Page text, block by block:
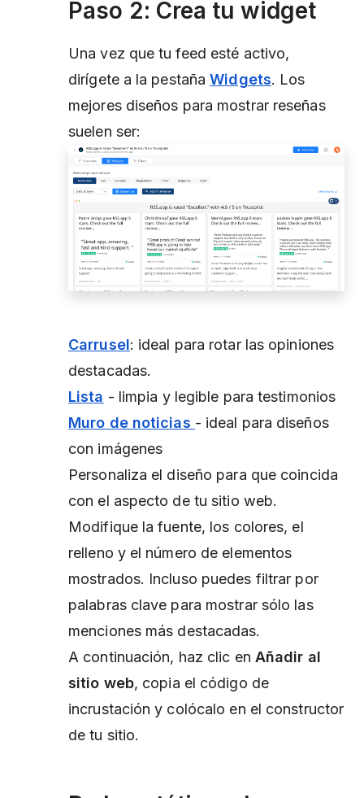
Paso 2: Crea tu widget
Una vez que tu feed esté activo,
dirígete a la pestañaWidgets. Los
mejores diseños para mostrar reseñas
suelen ser:
Carrusel: ideal para rotar las opiniones
destacadas.
Lista - limpia y legible para testimonios
Muro de noticias - ideal para diseños
con imágenes
Personaliza el diseño para que coincida
con el aspecto de tu sitio web.
Modifique la fuente, los colores, el
relleno y el número de elementos
mostrados. Incluso puedes filtrar por
palabras clave para mostrar sólo las
menciones más destacadas.
A continuación, haz clic en Añadir al
sitio web, copia el código de
incrustación y colócalo en el constructor
de tu sitio.